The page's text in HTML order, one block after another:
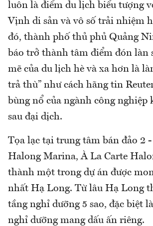
luôn là điểm du lịch biểu tượng
Vịnh di sản và vô số trải nhiệm
đó, thành phố thủ phủ Quảng
báo trở thành tâm điểm đón làn
mẽ của du lịch hè và xa hơn là
trả thù” như cách hãng tin
bùng nổ của ngành công nghiệp
sau đại dịch.
Tọa lạc tại trung tâm bán đảo 2
Halong Marina, À La Carte
thành một trong dự án được
nhất Hạ Long. Từ lâu Hạ Long
tầng nghỉ dưỡng 5 sao, đặc biệt
nghỉ dưỡng mang dấu ấn riêng.